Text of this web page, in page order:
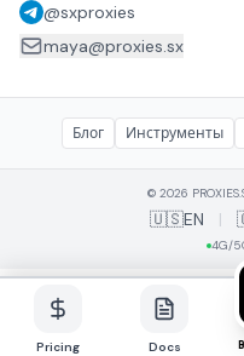
@sxproxies
maya@proxies.sx
Блог Инструменты
© 2026
🇺🇸EN |
4G/
Pricing Docs